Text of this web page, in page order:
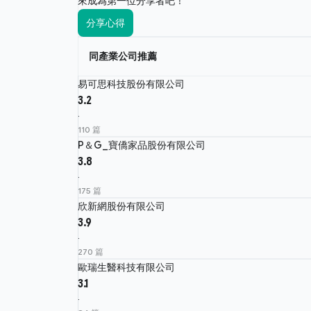
分享心得
同產業公司推薦
易可思科技股份有限公司
3.2
·
110 篇
P＆G_寶僑家品股份有限公司
3.8
·
175 篇
欣新網股份有限公司
3.9
·
270 篇
歐瑞生醫科技有限公司
3.1
·